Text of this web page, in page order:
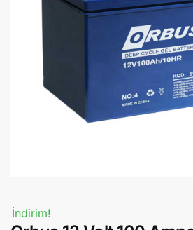
İndirim!